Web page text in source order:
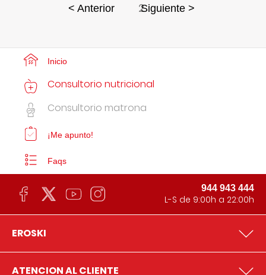
< Anterior 2Siguiente >
Inicio
Consultorio nutricional
Consultorio matrona
¡Me apunto!
Faqs
944 943 444
L-S de 9:00h a 22:00h
EROSKI
ATENCION AL CLIENTE